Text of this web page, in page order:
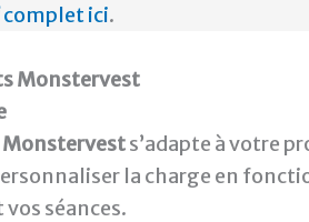
complet ici.
Monstervest
Monstervests’adapte à votre
la charge en
séances.